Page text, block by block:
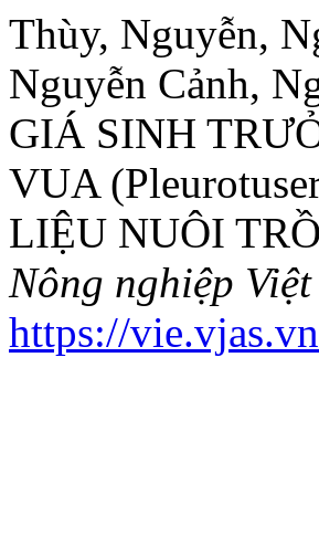
Thùy, Nguyễn,
Nguyễn Cảnh,
GIÁ SINH
VUA
LIỆU NUÔI
Nông nghiệp
https://